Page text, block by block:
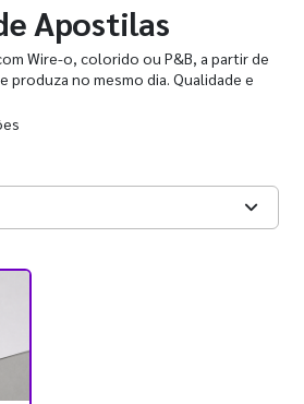
Apostilas
Wire-o, colorido ou P&B, a partir de
produza no mesmo dia. Qualidade e